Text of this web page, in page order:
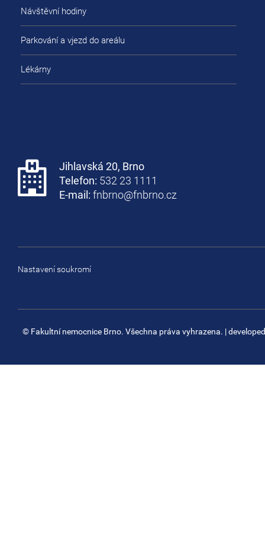
Návštěvní hodiny
Parkování a vjezd do areálu
Lékárny
Jihlavská 20, Brno
Telefon: 532 23 1111
E-mail: fnbrno@fnbrno.cz
Nastavení soukromí
© Fakultní nemocnice Brno. Všechna práva vyhrazena. |